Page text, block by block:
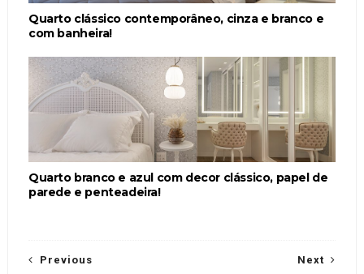
Quarto clássico contemporâneo, cinza e branco e
com banheira!
Quarto branco e azul com decor clássico, papel de
parede e penteadeira!
Next
Previous